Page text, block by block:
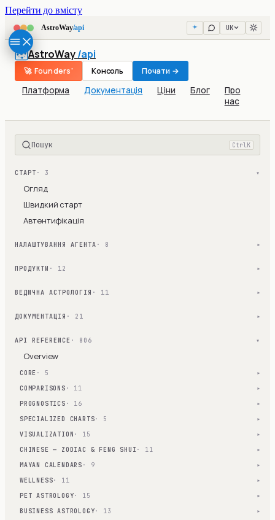
Перейти до вмісту
AstroWay/api UK
AstroWay/api
Платформа Документація Ціни Блог
Про
нас
🚀 Founders' Консоль Почати →
Пошук Ctrl K
СТАРТ · 3 ▾
Огляд
Швидкий старт
Автентифікація
НАЛАШТУВАННЯ АГЕНТА · 8 ▾
ПРОДУКТИ · 12 ▾
ВЕДИЧНА АСТРОЛОГІЯ · 11 ▾
ДОКУМЕНТАЦІЯ · 21 ▾
API REFERENCE · 806 ▾
Overview
CORE · 5 ▾
COMPARISONS · 11 ▾
PROGNOSTICS · 16 ▾
SPECIALIZED CHARTS· 5 ▾
VISUALIZATION · 15 ▾
CHINESE — ZODIAC & FENG SHUI · 11 ▾
MAYAN CALENDARS · 9 ▾
WELLNESS· 11 ▾
PET ASTROLOGY· 15 ▾
BUSINESS ASTROLOGY· 13 ▾